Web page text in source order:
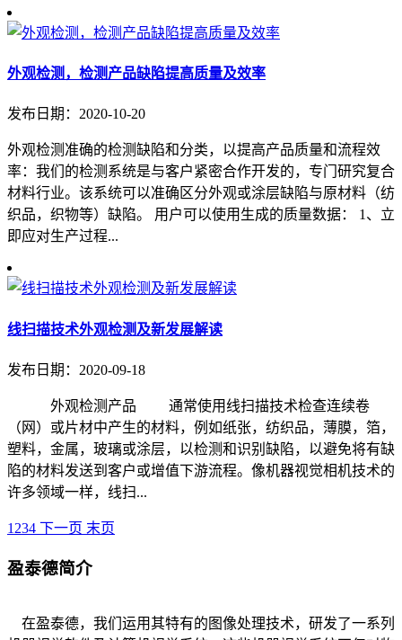
外观检测，检测产品缺陷提高质量及效率
发布日期：2020-10-20
外观检测准确的检测缺陷​和分类，以提高产品质量和流程效
率：我们的检测系统是与客户紧密合作开发的，专门研究复合
材料行业。该系统可以准确区分外观或涂层缺陷与原材料（纺
织品，织物等）缺陷。 用户可以使用生成的质量数据： 1、立
即应对生产过程...
线扫描技术外观检测及新发展解读
发布日期：2020-09-18
外观检测产品 通常使用线扫描技术检查连续卷
（网）或片材中产生的材料，例如纸张，纺织品，薄膜，箔，
塑料，金属，玻璃或涂层，以检测和识别缺陷，以避免将有缺
陷的材料发送到客户或增值下游流程。像机器视觉相机技术的
许多领域一样，线扫...
1 234 下一页 末页
盈泰德简介
在盈泰德，我们运用其特有的图像处理技术，研发了一系列